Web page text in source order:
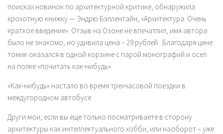
поисках новинок по архитектурной критике, обнаружила
крохотную книжку — Эндрю Бэллентайн, «Архитектура. Очень
краткое введение». Отзыв на Озоне не впечатлил, имя автора
было не знакомо, но удивила цена – 29 рублей. Благодаря цене
томик оказался в одной корзине с парой монографий и осел
на полке «почитать как-нибудь».
«Как-нибудь» настало во время трехчасовой поездки в
междугородном автобусе.
Други мои, если вы еще только посматриваете в сторону
архитектуры как интеллектуального хобби, или наоборот – уже